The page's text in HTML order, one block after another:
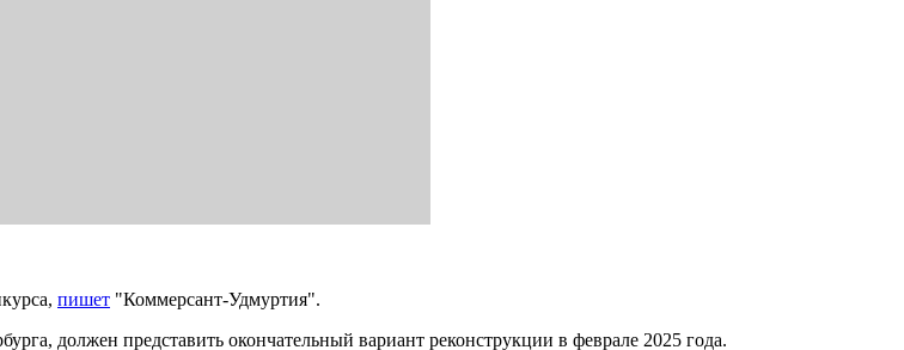
пишет "Коммерсант-Удмуртия".
должен представить окончательный вариант реконструкции в феврале 2025 года.